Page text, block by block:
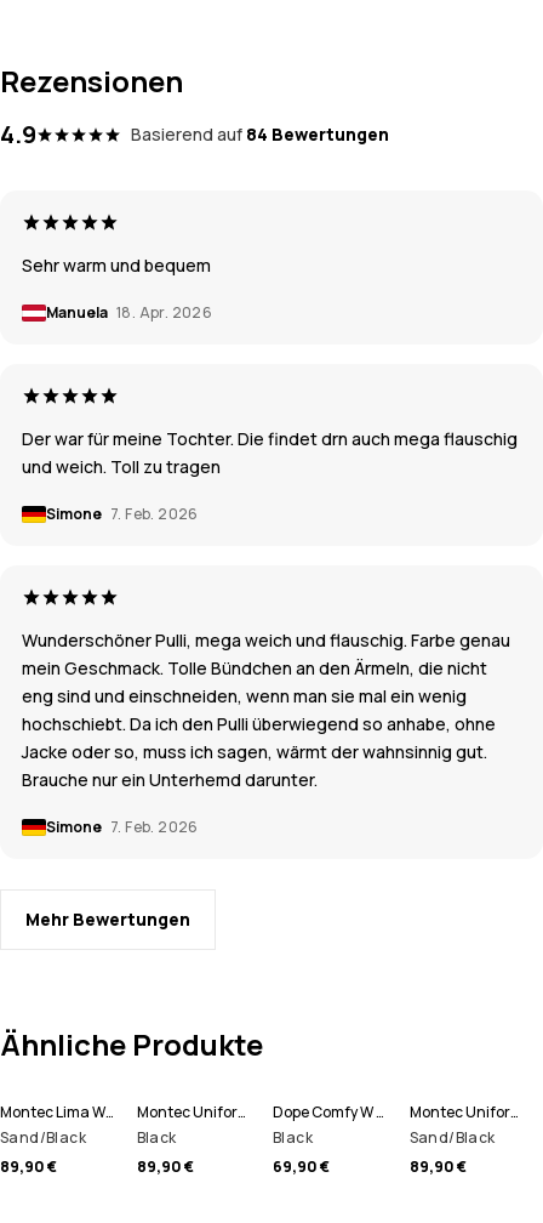
Rezensionen
4.9 Basierend auf 84 Bewertungen
Sehr warm und bequem
Manuela 18. Apr. 2026
Der war für meine Tochter. Die findet drn auch mega flauschig
und weich. Toll zu tragen
Simone 7. Feb. 2026
Wunderschöner Pulli, mega weich und flauschig. Farbe genau
mein Geschmack. Tolle Bündchen an den Ärmeln, die nicht
eng sind und einschneiden, wenn man sie mal ein wenig
hochschiebt. Da ich den Pulli überwiegend so anhabe, ohne
Jacke oder so, muss ich sagen, wärmt der wahnsinnig gut.
Brauche nur ein Unterhemd darunter.
Simone 7. Feb. 2026
Mehr Bewertungen
Ähnliche Produkte
Montec Lima W Fleece Hoodie Damen
Sand/Black
89,90 €
Montec Uniform W Fleece Hoodie Damen
Black
89,90 €
Dope Comfy W Fleecepullover Damen
Black
69,90 €
Montec Uniform W Fleece Hoodie Damen
Sand/Black
89,90 €